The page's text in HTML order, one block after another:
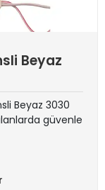
Beyaz
Beyaz 3030
güvenle